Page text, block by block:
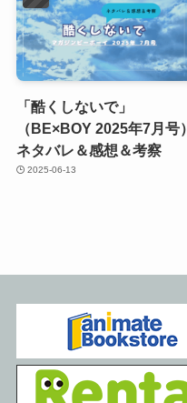
「酷くしないで」
（BE×BOY 2025年7月号）
ネタバレ＆感想＆考察
2025-06-13